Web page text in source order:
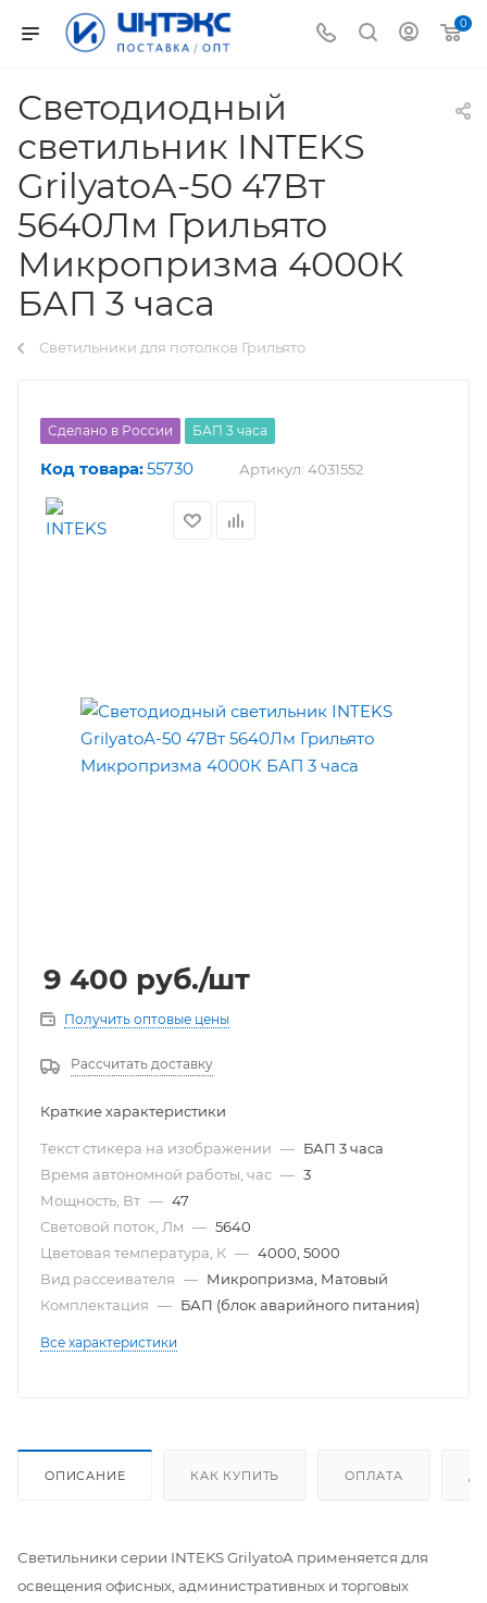
0
Светодиодный
светильник INTEKS
GrilyatoА-50 47Вт
5640Лм Грильято
Микропризма 4000К
БАП 3 часа
Светильники для потолков Грильято
Сделано в России БАП 3 часа
Код товара:55730 Артикул: 4031552
9 400 руб./шт
Получить оптовые цены
Рассчитать доставку
Краткие характеристики
Текст стикера на изображении — БАП 3 часа
Время автономной работы, час — 3
Мощность, Вт — 47
Световой поток, Лм — 5640
Цветовая температура, К — 4000, 5000
Вид рассеивателя — Микропризма, Матовый
Комплектация — БАП (блок аварийного питания)
Все характеристики
ОПИСАНИЕ КАК КУПИТЬ ОПЛАТА
Светильники серии INTEKS GrilyatoA применяется для
освещения офисных, административных и торговых